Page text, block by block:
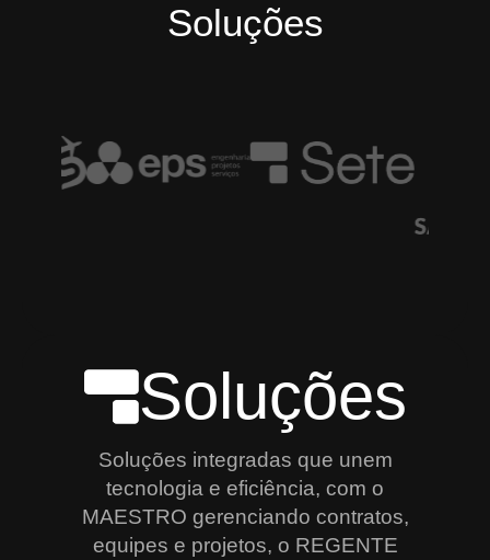
Soluções
Soluções
Soluções integradas que unem
tecnologia e eficiência, com o
MAESTRO gerenciando contratos,
equipes e projetos, o REGENTE